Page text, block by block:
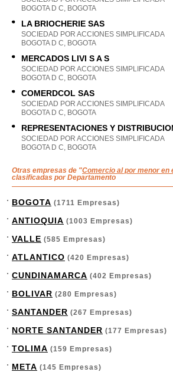
BOGOTA D C, BOGOTA
LA BRIOCHERIE SAS
SOCIEDAD POR ACCIONES SIMPLIFICADA
BOGOTA D C, BOGOTA
MERCADOS LIVI S A S
SOCIEDAD POR ACCIONES SIMPLIFICADA
BOGOTA D C, BOGOTA
COMERDCOL SAS
SOCIEDAD POR ACCIONES SIMPLIFICADA
BOGOTA D C, BOGOTA
REPRESENTACIONES Y
SOCIEDAD POR ACCIONES SIMPLIFICADA
BOGOTA D C, BOGOTA
Otras empresas de "Comercio al por menor en
clasificadas por Departamento
BOGOTA (1711 Empresas)
ANTIOQUIA (1003 Empresas)
VALLE (585 Empresas)
ATLANTICO (420 Empresas)
CUNDINAMARCA (402 Empresas)
BOLIVAR (280 Empresas)
SANTANDER (267 Empresas)
NORTE SANTANDER (177 Empresas)
TOLIMA (159 Empresas)
META (145 Empresas)